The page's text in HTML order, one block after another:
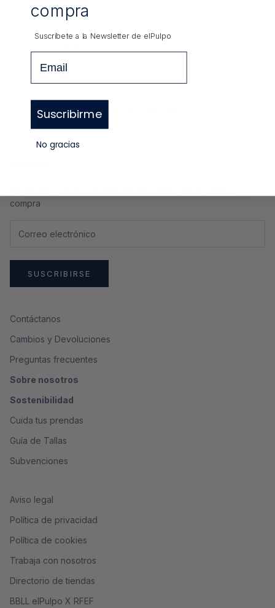
compra
SUSCRIBIRSE
Contáctanos
Cambios y Devoluciones
Preguntas frecuentes
Sobre nosotros
Sostenibilidad
Cuida tus prendas
Guía de Tallas
Subvenciones
Aviso legal
Política de privacidad
Política de cookies
Trabaja con nosotros
Directorio de tiendas
BBLL elPulpo X RFEF
compra
Suscríbete a la Newsletter de elPulpo
Suscribirme
No gracias